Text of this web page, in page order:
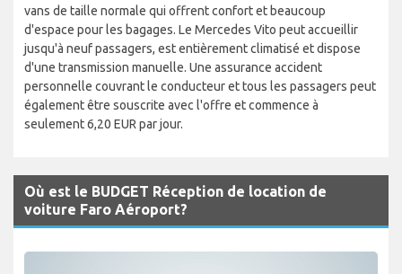
vans de taille normale qui offrent confort et beaucoup
d'espace pour les bagages. Le Mercedes Vito peut accueillir
jusqu'à neuf passagers, est entièrement climatisé et dispose
d'une transmission manuelle. Une assurance accident
personnelle couvrant le conducteur et tous les passagers peut
également être souscrite avec l'offre et commence à
seulement 6,20 EUR par jour.
Où est le BUDGET Réception de location de
voiture Faro Aéroport?